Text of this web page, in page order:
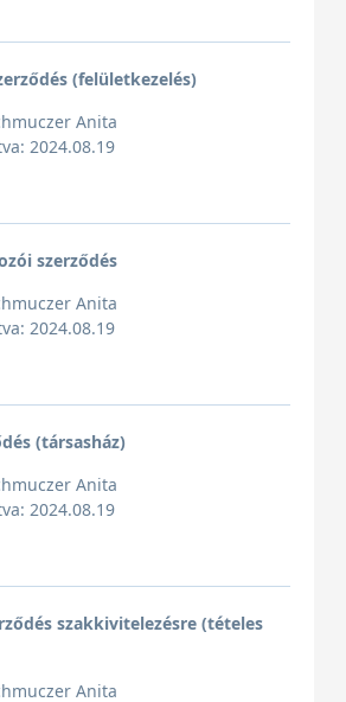
(felületkezelés)
Anita
2024.08.19
szerződés
Anita
2024.08.19
(társasház)
Anita
2024.08.19
szakkivitelezésre (tételes
Anita